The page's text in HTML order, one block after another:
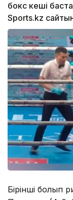
бокс кеші
Sports.kz
Бірінші болып